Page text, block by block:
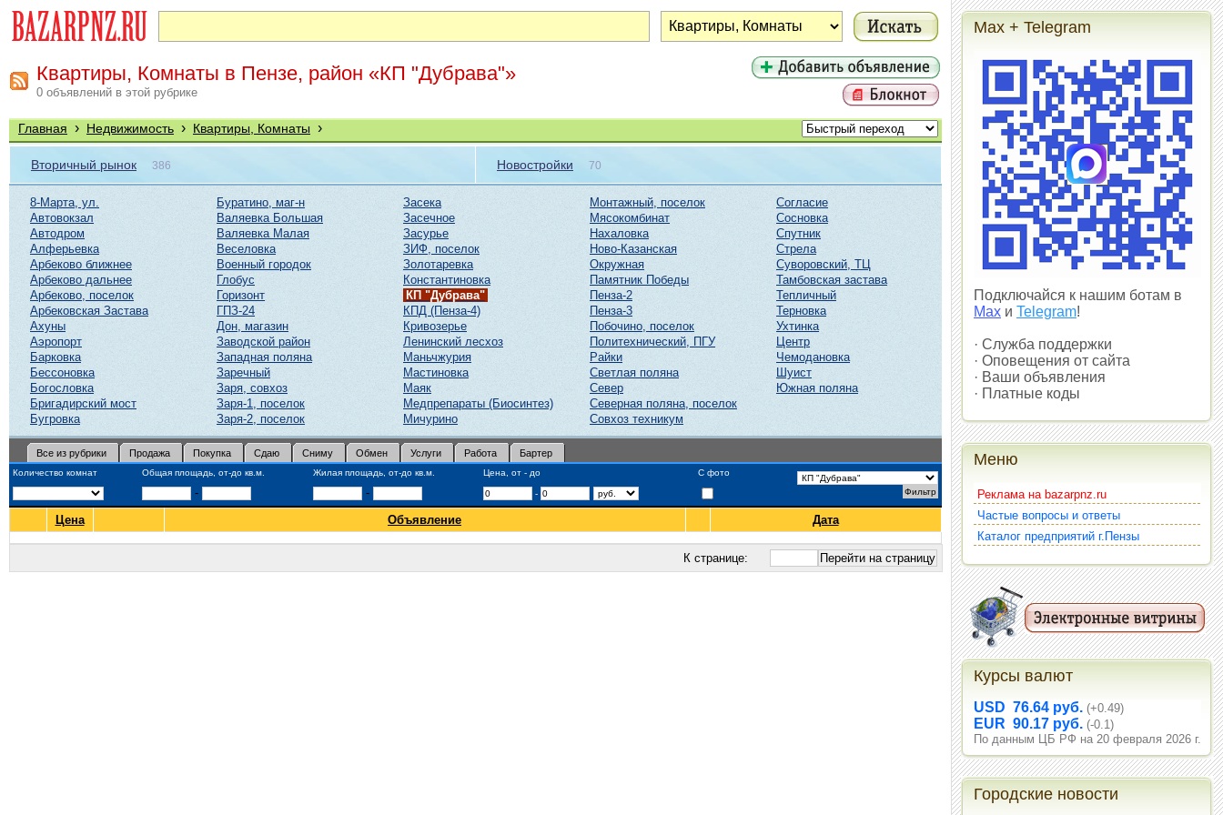
Квартиры, Комнаты в Пензе, район «КП "Дубрава"»
0 объявлений в этой рубрике
Главная › Недвижимость › Квартиры, Комнаты ›
Вторичный рынок 386 Новостройки 70
8-Марта, ул.
Автовокзал
Автодром
Алферьевка
Арбеково ближнее
Арбеково дальнее
Арбеково, поселок
Арбековская Застава
Ахуны
Аэропорт
Барковка
Бессоновка
Богословка
Бригадирский мост
Бугровка
Буратино, маг-н
Валяевка Большая
Валяевка Малая
Веселовка
Военный городок
Глобус
Горизонт
ГПЗ-24
Дон, магазин
Заводской район
Западная поляна
Заречный
Заря, совхоз
Заря-1, поселок
Заря-2, поселок
Засека
Засечное
Засурье
ЗИФ, поселок
Золотаревка
Константиновка
КП "Дубрава"
КПД (Пенза-4)
Кривозерье
Ленинский лесхоз
Маньчжурия
Мастиновка
Маяк
Медпрепараты (Биосинтез)
Мичурино
Монтажный, поселок
Мясокомбинат
Нахаловка
Ново-Казанская
Окружная
Памятник Победы
Пенза-2
Пенза-3
Побочино, поселок
Политехнический, ПГУ
Райки
Светлая поляна
Север
Северная поляна, поселок
Совхоз техникум
Согласие
Сосновка
Спутник
Стрела
Суворовский, ТЦ
Тамбовская застава
Тепличный
Терновка
Ухтинка
Центр
Чемодановка
Шуист
Южная поляна
Все из рубрики Продажа Покупка Сдаю Сниму Обмен Услуги Работа Бартер
Количество комнат Общая площадь, от-до кв.м. Жилая площадь, от-до кв.м. Цена, от - до С фото
- - -
Цена Объявление Дата
К странице:
Max + Telegram
Подключайся к нашим ботам в
Max и Telegram!
· Служба поддержки
· Оповещения от сайта
· Ваши объявления
· Платные коды
Меню
Реклама на bazarpnz.ru
Частые вопросы и ответы
Каталог предприятий г.Пензы
Курсы валют
USD 76.64 руб. (+0.49)
EUR 90.17 руб. (-0.1)
По данным ЦБ РФ на 20 февраля 2026 г.
Городские новости